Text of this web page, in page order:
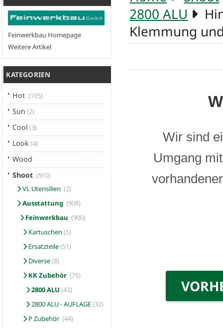
Feinwerkbau Homepage
Weitere Artikel
KATEGORIEN
Hot (105)
Sun (2)
Cool (3)
Look(4)
Wood
Shoot (910)
VL Utensilien (2)
Ausstattung (908)
Feinwerkbau (900)
Kartuschen (5)
Ersatzteile(51)
Diverse(8)
KK Zubehör (75)
2800 ALU (43)
2800 ALU - AUFLAGE(32)
P Zubehör (44)
2800 ALU
Klemmung
Wir sind
Umgang